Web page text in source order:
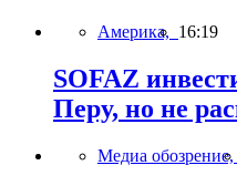
Америка, 16:19
SOFAZ
Перу, но не
Медиа обозрение,